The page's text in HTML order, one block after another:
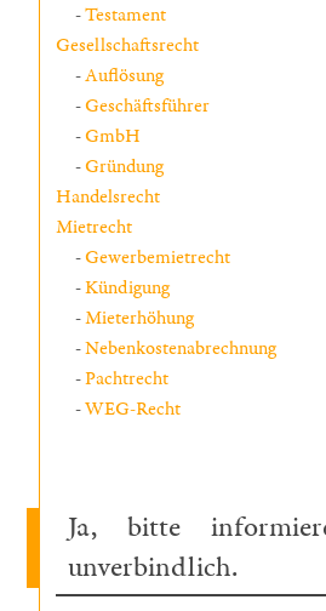
Testament
Gesellschaftsrecht
Auflösung
Geschäftsführer
GmbH
Gründung
Handelsrecht
Mietrecht
Gewerbemietrecht
Kündigung
Mieterhöhung
Nebenkostenabrechnung
Pachtrecht
WEG-Recht
Ja, bitte
unverbindlich.